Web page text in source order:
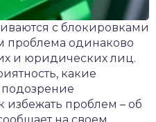
с блокировками
проблема одинаково
и юридических лиц.
какие
избежать проблем – об
на своем